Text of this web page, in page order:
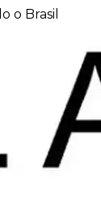
o Brasil